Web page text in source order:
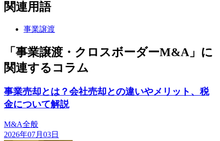
関連用語
事業譲渡
「事業譲渡・クロスボーダーM&A」に
関連するコラム
事業売却とは？会社売却との違いやメリット、税
金について解説
M&A全般
2026年07月03日